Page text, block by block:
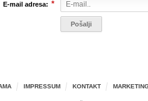
E-mail adresa: *
IMPRESSUM KONTAKT